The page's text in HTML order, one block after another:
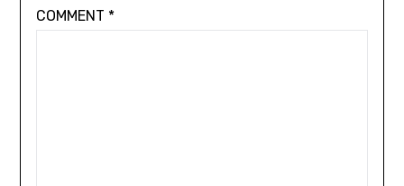
COMMENT *